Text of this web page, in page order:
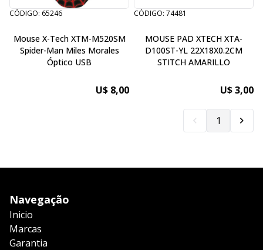
CÓDIGO: 65246
Mouse X-Tech XTM-M520SM
Spider-Man Miles Morales
Óptico USB
U$ 8,00
CÓDIGO: 74481
MOUSE PAD XTECH XTA-
D100ST-YL 22X18X0.2CM
STITCH AMARILLO
U$ 3,00
1
Navegação
Inicio
Marcas
Garantia